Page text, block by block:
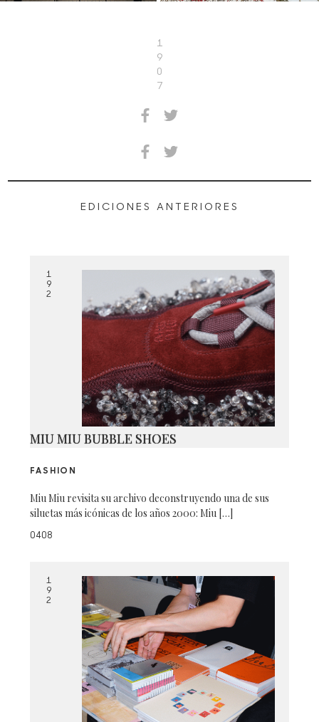
1
9
0
7
EDICIONES ANTERIORES
1
9
2
MIU MIU BUBBLE SHOES
FASHION
Miu Miu revisita su archivo deconstruyendo una de sus
siluetas más icónicas de los años 2000: Miu […]
0408
1
9
2